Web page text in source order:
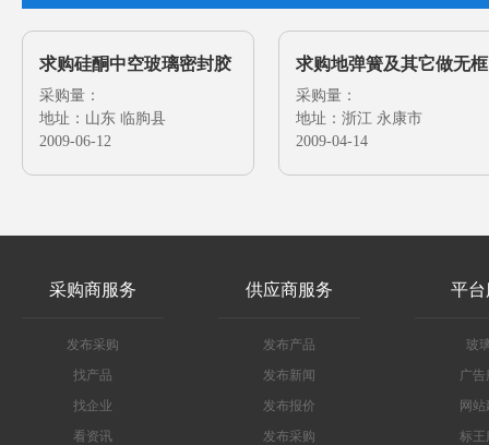
求购硅酮中空玻璃密封胶
及其它玻璃密封胶
采购量：
地址：山东 临朐县
2009-06-12
求购地弹簧及其它做无框
门的配件
采购量：
地址：浙江 永康市
2009-04-14
采购商服务
发布采购
找产品
找企业
看资讯
供应商服务
发布产品
发布新闻
发布报价
发布采购
平
玻
广告
网
标王